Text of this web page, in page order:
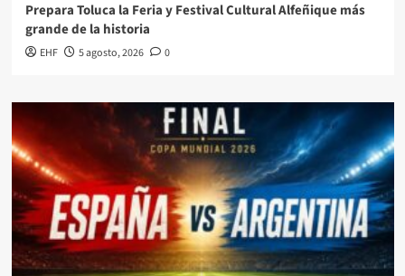
Prepara Toluca la Feria y Festival Cultural Alfeñique más
grande de la historia
EHF 5 agosto, 2026 0